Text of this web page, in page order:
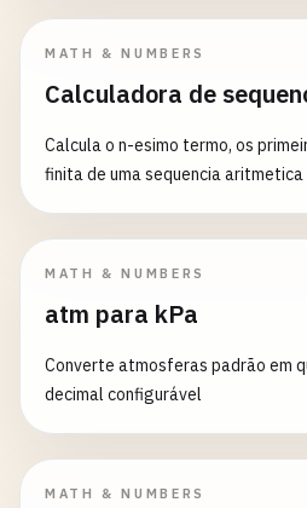
MATH & NUMBERS
Calculadora de
Calcula o n-esimo termo, os
finita de uma sequencia aritmetica
MATH & NUMBERS
atm para kPa
Converte atmosferas padrão em
decimal configurável
MATH & NUMBERS